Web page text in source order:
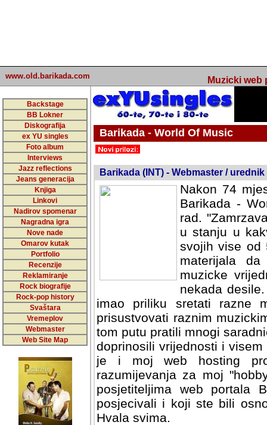
www.old.barikada.com Muzicki web
Backstage
BB Lokner
Diskografija
ex YU singles
Foto album
Interviews
Jazz reflections
Jeans generacija
Knjiga
Linkovi
Nadirov spomenar
Nagradna igra
Nove nade
Omarov kutak
Portfolio
Recenzije
Reklamiranje
Rock biografije
Rock-pop history
Svaštara
Vremeplov
Webmaster
Web Site Map
Barikada - World Of Music
Barikada (INT) - Webmaster / urednik
Nakon 74
Barikada -
rad.
u stanju u
svojih vise od
materijala
muzicke
nekada
imao priliku sretati razne
prisustvovati raznim
tom putu pratili mnogi
doprinosili vrijednosti i
je i moj web hosting
razumijevanja za moj
posjetiteljima web portala
posjecivali i koji ste bili
Hvala svima.